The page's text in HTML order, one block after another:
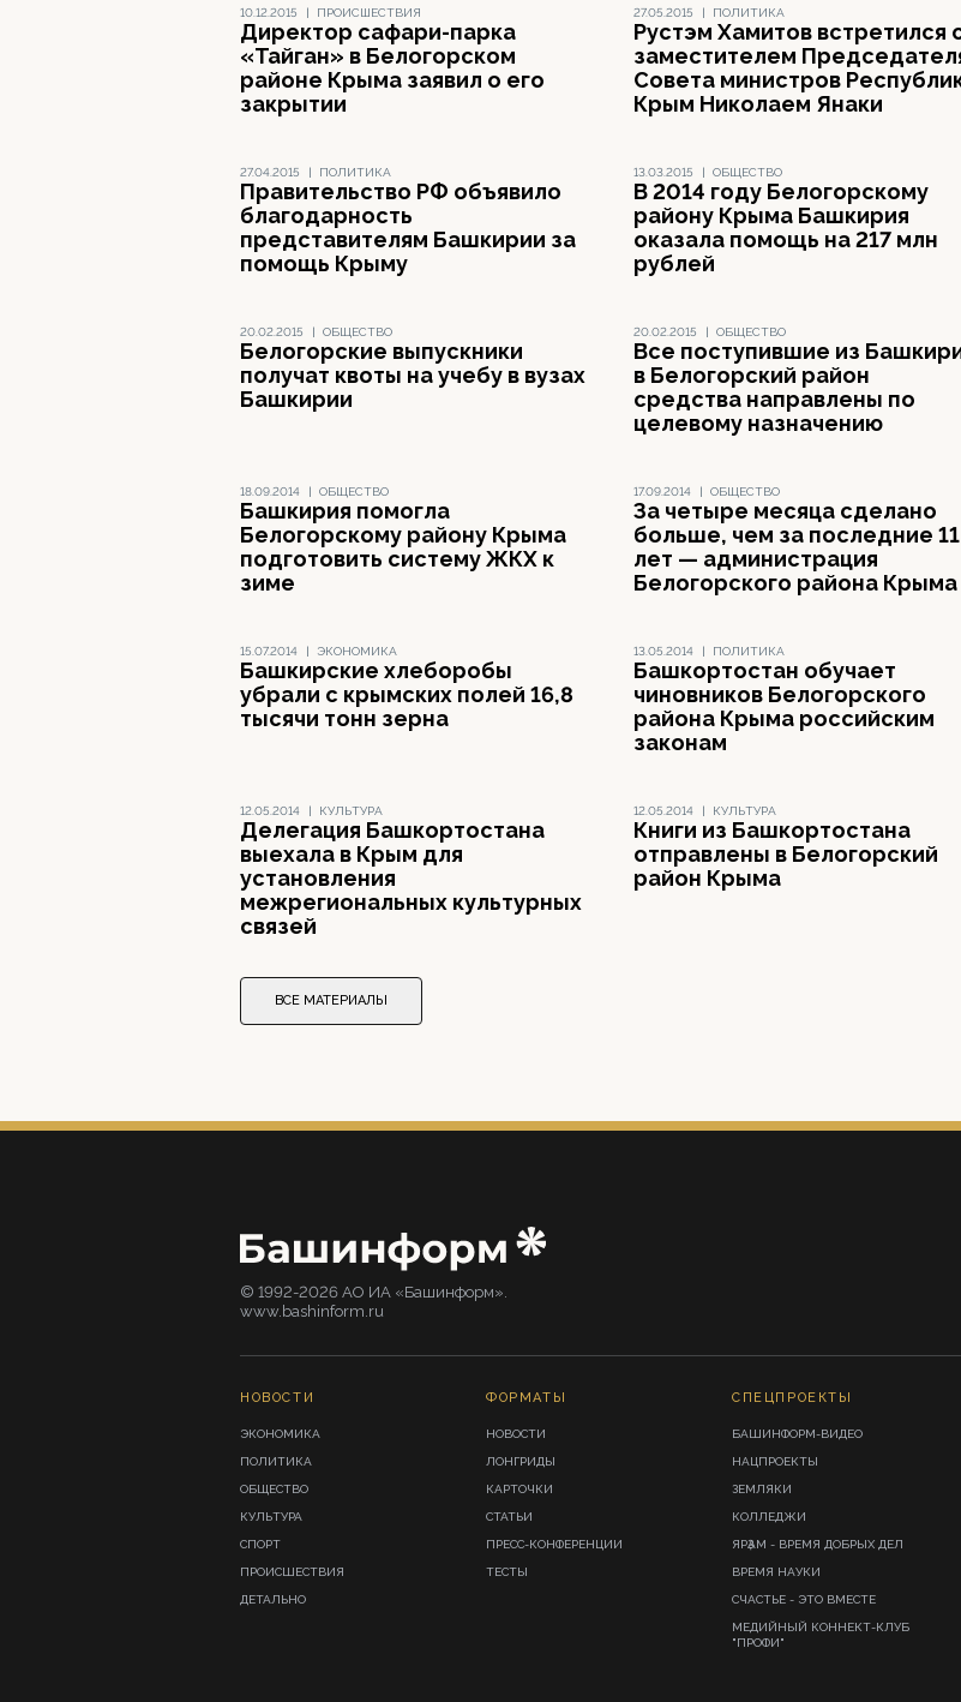
10.12.2015 | ПРОИСШЕСТВИЯ
Директор сафари-парка
«Тайган» в Белогорском
районе Крыма заявил о его
закрытии
27.05.2015 | ПОЛИТИКА
Рустэм Хамитов встретился
заместителем
Совета министров
Крым Николаем Янаки
27.04.2015 | ПОЛИТИКА
Правительство РФ объявило
благодарность
представителям Башкирии за
помощь Крыму
13.03.2015 | ОБЩЕСТВО
В 2014 году Белогорскому
району Крыма Башкирия
оказала помощь на 217 млн
рублей
20.02.2015 | ОБЩЕСТВО
Белогорские выпускники
получат квоты на учебу в вузах
Башкирии
20.02.2015 | ОБЩЕСТВО
Все поступившие из
в Белогорский район
средства направлены по
целевому назначению
18.09.2014 | ОБЩЕСТВО
Башкирия помогла
Белогорскому району Крыма
подготовить систему ЖКХ к
зиме
17.09.2014 | ОБЩЕСТВО
За четыре месяца сделано
больше, чем за последние 11
лет — администрация
Белогорского района Крыма
15.07.2014 | ЭКОНОМИКА
Башкирские хлеборобы
убрали с крымских полей 16,8
тысячи тонн зерна
13.05.2014 | ПОЛИТИКА
Башкортостан обучает
чиновников Белогорского
района Крыма российским
законам
12.05.2014 | КУЛЬТУРА
Делегация Башкортостана
выехала в Крым для
установления
межрегиональных культурных
связей
12.05.2014 | КУЛЬТУРА
Книги из Башкортостана
отправлены в Белогорский
район Крыма
ВСЕ МАТЕРИАЛЫ
© 1992-2026 АО ИА «Башинформ».
www.bashinform.ru
НОВОСТИ
ЭКОНОМИКА
ПОЛИТИКА
ОБЩЕСТВО
КУЛЬТУРА
СПОРТ
ПРОИСШЕСТВИЯ
ДЕТАЛЬНО
ФОРМАТЫ
НОВОСТИ
ЛОНГРИДЫ
КАРТОЧКИ
СТАТЬИ
ПРЕСС-КОНФЕРЕНЦИИ
ТЕСТЫ
СПЕЦПРОЕКТЫ
БАШИНФОРМ-ВИДЕО
НАЦПРОЕКТЫ
ЗЕМЛЯКИ
КОЛЛЕДЖИ
ЯРҘАМ - ВРЕМЯ ДОБРЫХ ДЕЛ
ВРЕМЯ НАУКИ
СЧАСТЬЕ - ЭТО ВМЕСТЕ
МЕДИЙНЫЙ КОННЕКТ-КЛУБ
"ПРОФИ"